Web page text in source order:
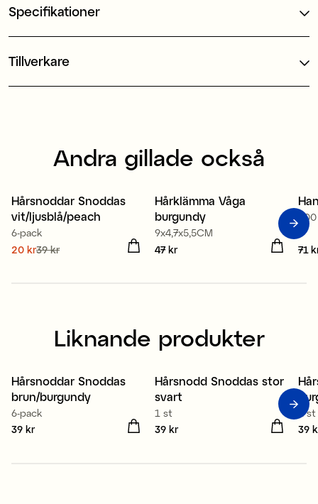
Specifikationer
Tillverkare
Andra gillade också
Hårsnoddar Snoddas
vit/ljusblå/peach
6-pack
Nuvarande pris
20 kr39 kr
Hårklämma Våga
burgundy
9x4,7x5,5CM
Pris:
47 kr Pris
71
Liknande produkter
Nyhet
Hårsnoddar Snoddas
brun/burgundy
6-pack
Pris:
39 kr
Nyhet
Hårsnodd Snoddas stor
svart
1 st
Pris:
39 kr
1 st
Pris
39